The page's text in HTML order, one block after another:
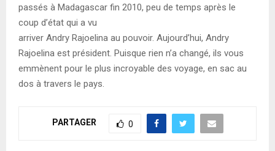
passés à Madagascar fin 2010, peu de temps après le
coup d’état qui a vu
arriver Andry Rajoelina au pouvoir. Aujourd’hui, Andry
Rajoelina est président. Puisque rien n’a changé, ils vous
emmènent pour le plus incroyable des voyage, en sac au
dos à travers le pays.
PARTAGER 0